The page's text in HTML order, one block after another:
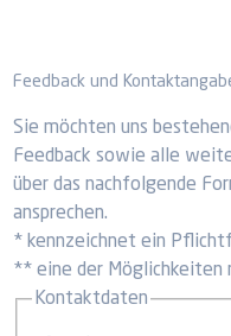
Feedback und
Sie möchten uns
Feedback sowie alle
über das nachfolgende
ansprechen.
* kennzeichnet ein
** eine der Möglichkeiten
Kontaktdaten